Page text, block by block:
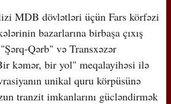
MDB dövlətləri üçün Fars körfəzi
bazarlarına birbaşa çıxış
Qərb" və Transxəzər
kəmər, bir yol" meqalayihəsi ilə
unikal quru körpüsünə
tranzit imkanlarını gücləndirmək